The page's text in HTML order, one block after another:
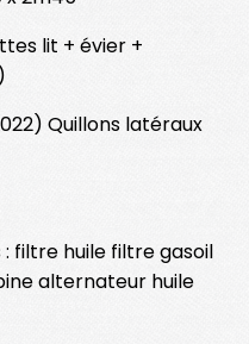
lit + évier +
Quillons latéraux
filtre huile filtre gasoil
alternateur huile